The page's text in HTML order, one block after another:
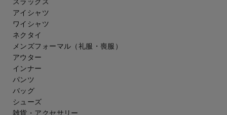
アイシャツ
ワイシャツ
ネクタイ
メンズフォーマル （礼服・喪服）
アウター
インナー
パンツ
バッグ
シューズ
雑貨・アクセサリー